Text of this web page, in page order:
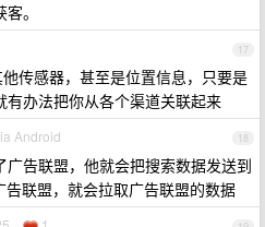
。
17
传感器，甚至是位置信息，只要是
办法把你从各个渠道关联起来
18
Android
告联盟，他就会把搜索数据发送到
联盟，就会拉取广告联盟的数据